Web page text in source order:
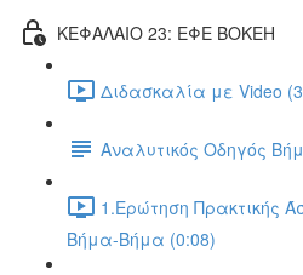
ΚΕΦΑΛΑΙΟ 23: ΕΦΕ BOKEH
Διδασκαλία με Video
Αναλυτικός Οδηγός
1.Ερώτηση Πρακτικής
Βήμα-Βήμα (0:08)